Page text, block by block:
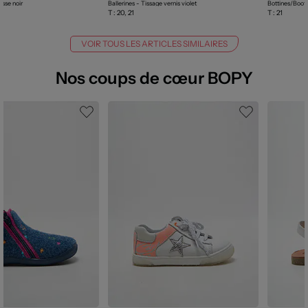
noir Ballerines - Tissage vernis violet
T : 20, 21
Bottines/
T : 21
VOIR TOUS LES ARTICLES SIMILAIRES
Nos coups de cœur BOPY